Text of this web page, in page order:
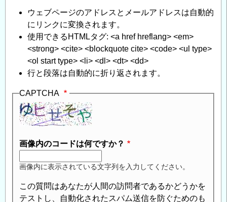
ウェブページのアドレスとメールアドレスは自動的
にリンクに変換されます。
使用できるHTMLタグ: <a href hreflang> <em>
<strong> <cite> <blockquote cite> <code> <ul type>
<ol start type> <li> <dl> <dt> <dd>
行と段落は自動的に折り返されます。
CAPTCHA
画像内のコードは何ですか？
画像内に表示されている文字列を入力してください。
この質問はあなたが人間の訪問者であるかどうかを
テストし、自動化されたスパム送信を防ぐためのも